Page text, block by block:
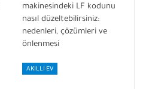
makinesindeki LF kodunu
nasıl düzeltebilirsiniz:
nedenleri, çözümleri ve
önlenmesi
AKILLI EV